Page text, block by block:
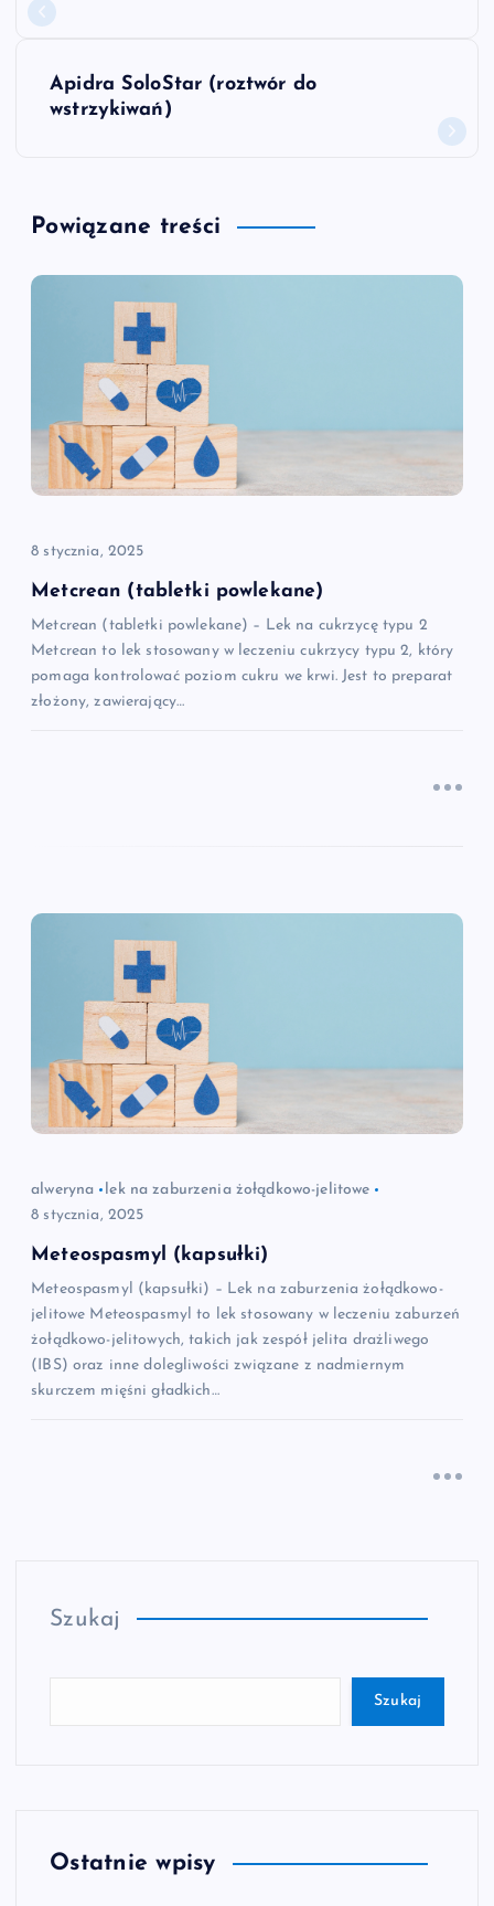
a
a
c
w
p
s
u
Apidra SoloStar (roztwór do
wstrzykiwań)
Powiązane treści
8 stycznia, 2025
Metcrean (tabletki powlekane)
Metcrean (tabletki powlekane) – Lek na cukrzycę typu 2
Metcrean to lek stosowany w leczeniu cukrzycy typu 2, który
pomaga kontrolować poziom cukru we krwi. Jest to preparat
złożony, zawierający…
alweryna
lek na zaburzenia żołądkowo-jelitowe
8 stycznia, 2025
Meteospasmyl (kapsułki)
Meteospasmyl (kapsułki) – Lek na zaburzenia żołądkowo-
jelitowe Meteospasmyl to lek stosowany w leczeniu zaburzeń
żołądkowo-jelitowych, takich jak zespół jelita drażliwego
(IBS) oraz inne dolegliwości związane z nadmiernym
skurczem mięśni gładkich…
Szukaj
Szukaj
Ostatnie wpisy